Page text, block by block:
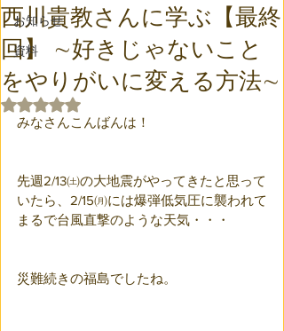
お知らせ
資料
西川貴教さんに学ぶ【最終
回】 ∼好きじゃないこと
をやりがいに変える方法∼
5つ星のうちNaNと評価されています。
みなさんこんばんは！
先週2/13㈯の大地震がやってきたと思って
いたら、2/15㈪には爆弾低気圧に襲われて
まるで台風直撃のような天気・・・
災難続きの福島でしたね。